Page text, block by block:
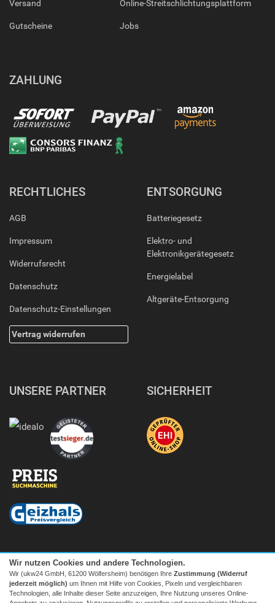
Versand
Gutscheine
Online-Streitschlichtungsplattform
Jobs
ZAHLUNG
RECHTLICHES
AGB
Impressum
Widerrufsrecht
Datenschutz
Datenschutz-Einstellungen
Vertrag widerrufen
ENTSORGUNG
Batteriegesetz
Elektro- und
Elektronikgerätegesetz
Energielabel
Altgeräte-Entsorgung
UNSERE PARTNER SICHERHEIT
Wir nutzen Cookies und andere Technologien.
Wir (ukw24 GmbH, 61200 Wölfersheim) benötigen Ihre Zustimmung (Widerruf
jederzeit möglich) um Ihnen mit Hilfe von Cookies, Pixeln und vergleichbaren
Technologien, alle Inhalte dieser Seite anzuzeigen, Ihre Nutzung unseres Online-